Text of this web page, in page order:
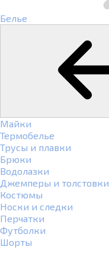
Белье
Майки
Термобелье
Трусы и плавки
Брюки
Водолазки
Джемперы и толстовки
Костюмы
Носки и следки
Перчатки
Футболки
Шорты